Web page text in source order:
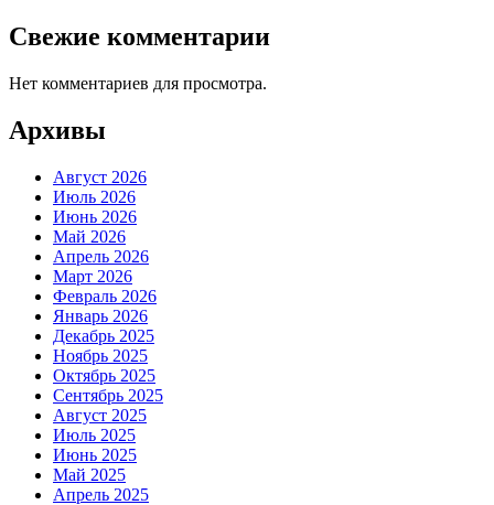
Свежие комментарии
Нет комментариев для просмотра.
Архивы
Август 2026
Июль 2026
Июнь 2026
Май 2026
Апрель 2026
Март 2026
Февраль 2026
Январь 2026
Декабрь 2025
Ноябрь 2025
Октябрь 2025
Сентябрь 2025
Август 2025
Июль 2025
Июнь 2025
Май 2025
Апрель 2025